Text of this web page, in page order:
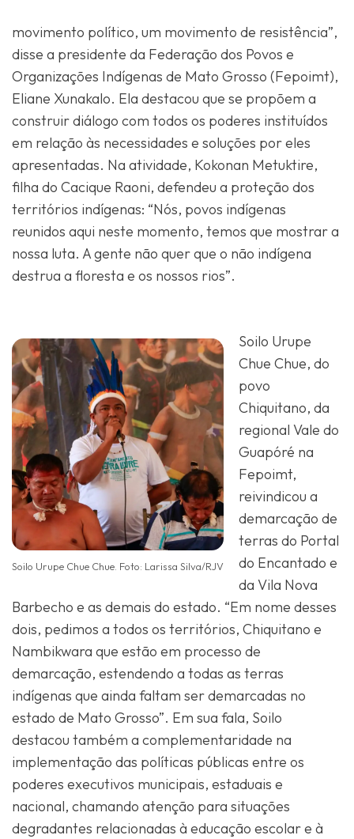
movimento político, um movimento de resistência”,
disse a presidente da Federação dos Povos e
Organizações Indígenas de Mato Grosso (Fepoimt),
Eliane Xunakalo. Ela destacou que se propõem a
construir diálogo com todos os poderes instituídos
em relação às necessidades e soluções por eles
apresentadas. Na atividade, Kokonan Metuktire,
filha do Cacique Raoni, defendeu a proteção dos
territórios indígenas: “Nós, povos indígenas
reunidos aqui neste momento, temos que mostrar a
nossa luta. A gente não quer que o não indígena
destrua a floresta e os nossos rios”.
Soilo Urupe Chue Chue. Foto: Larissa Silva/RJV
Soilo Urupe
Chue Chue, do
povo
Chiquitano, da
regional Vale do
Guapóré na
Fepoimt,
reivindicou a
demarcação de
terras do Portal
do Encantado e
da Vila Nova
Barbecho e as demais do estado. “Em nome desses
dois, pedimos a todos os territórios, Chiquitano e
Nambikwara que estão em processo de
demarcação, estendendo a todas as terras
indígenas que ainda faltam ser demarcadas no
estado de Mato Grosso”. Em sua fala, Soilo
destacou também a complementaridade na
implementação das políticas públicas entre os
poderes executivos municipais, estaduais e
nacional, chamando atenção para situações
degradantes relacionadas à educação escolar e à